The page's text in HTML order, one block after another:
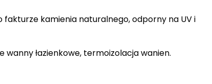
fakturze kamienia naturalnego, odporny na UV i
łazienkowe, termoizolacja wanien.